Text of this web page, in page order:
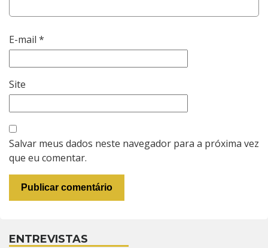
E-mail *
Site
Salvar meus dados neste navegador para a próxima vez
que eu comentar.
ENTREVISTAS